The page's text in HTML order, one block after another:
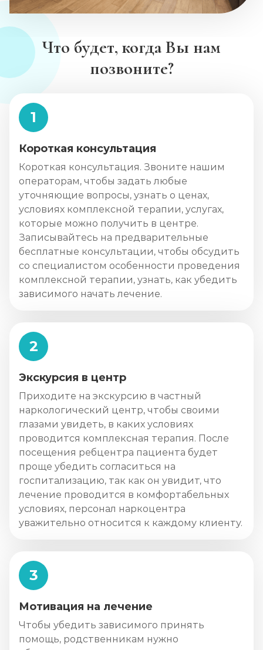
Что будет, когда Вы нам
позвоните?
1
Короткая консультация
Короткая консультация. Звоните нашим
операторам, чтобы задать любые
уточняющие вопросы, узнать о ценах,
условиях комплексной терапии, услугах,
которые можно получить в центре.
Записывайтесь на предварительные
бесплатные консультации, чтобы обсудить
со специалистом особенности проведения
комплексной терапии, узнать, как убедить
зависимого начать лечение.
2
Экскурсия в центр
Приходите на экскурсию в частный
наркологический центр, чтобы своими
глазами увидеть, в каких условиях
проводится комплексная терапия. После
посещения ребцентра пациента будет
проще убедить согласиться на
госпитализацию, так как он увидит, что
лечение проводится в комфортабельных
условиях, персонал наркоцентра
уважительно относится к каждому клиенту.
3
Мотивация на лечение
Чтобы убедить зависимого принять
помощь, родственникам нужно